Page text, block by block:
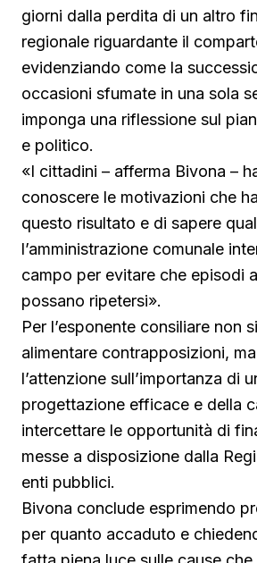
giorni dalla perdita di un altro
regionale riguardante il
evidenziando come la
occasioni sfumate in una sola
imponga una riflessione sul
e politico.
«I cittadini – afferma Bivona –
conoscere le motivazioni che
questo risultato e di sapere
l’amministrazione comunale
campo per evitare che episodi
possano ripetersi».
Per l’esponente consiliare non
alimentare contrapposizioni,
l’attenzione sull’importanza di
progettazione efficace e della
intercettare le opportunità di
messe a disposizione dalla
enti pubblici.
Bivona conclude esprimendo
per quanto accaduto e